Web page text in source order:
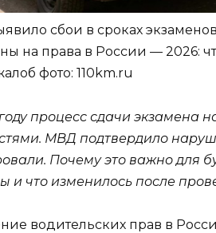
сбои в сроках
на права в России — 2026:
фото: 110km.ru
процесс сдачи экзамена
МВД подтвердило
Почему это важно для
и что изменилось после
водительских прав в